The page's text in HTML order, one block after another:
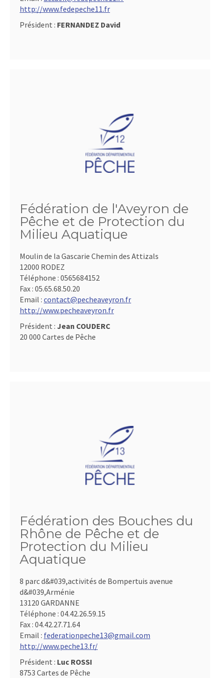
http://www.fedepeche11.fr
Président : FERNANDEZ David
Fédération de l'Aveyron de
Pêche et de Protection du
Milieu Aquatique
Moulin de la Gascarie Chemin des Attizals
12000 RODEZ
Téléphone : 0565684152
Fax : 05.65.68.50.20
Email : contact@pecheaveyron.fr
http://www.pecheaveyron.fr
Président : Jean COUDERC
20 000 Cartes de Pêche
Fédération des Bouches du
Rhône de Pêche et de
Protection du Milieu
Aquatique
8 parc d&#039,activités de Bompertuis avenue
d&#039,Arménie
13120 GARDANNE
Téléphone : 04.42.26.59.15
Fax : 04.42.27.71.64
Email : federationpeche13@gmail.com
http://www.peche13.fr/
Président : Luc ROSSI
8753 Cartes de Pêche